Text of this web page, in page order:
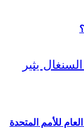
للأمم المتحدة